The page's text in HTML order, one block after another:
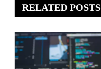
RELATED POSTS